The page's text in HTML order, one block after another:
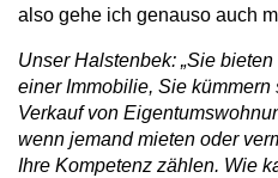
also gehe ich genauso auch
Unser Halstenbek: „Sie
einer Immobilie, Sie
Verkauf von
wenn jemand mieten oder
Ihre Kompetenz zählen. Wie